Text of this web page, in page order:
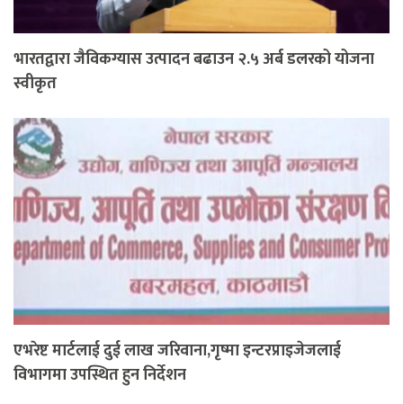
भारतद्वारा जैविकग्यास उत्पादन बढाउन २.५ अर्ब डलरको योजना
स्वीकृत
एभरेष्ट मार्टलाई दुई लाख जरिवाना,गृष्मा इन्टरप्राइजेजलाई
विभागमा उपस्थित हुन निर्देशन